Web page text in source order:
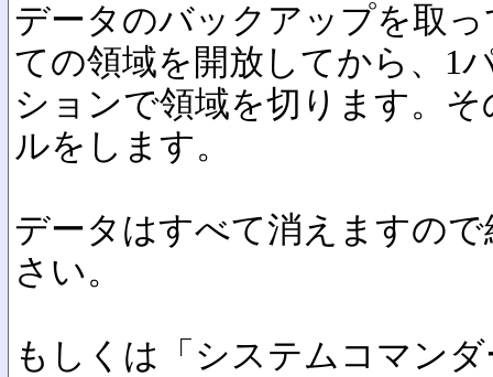
データのバックアップを取
ての領域を開放してから、1
ションで領域を切ります。
ルをします。
データはすべて消えますの
さい。
もしくは「システムコマン